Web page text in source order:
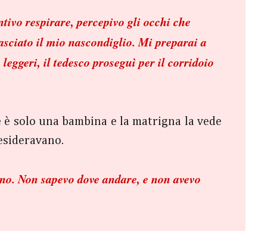
respirare, percepivo gli occhi che
il mio nascondiglio. Mi preparai a
il tedesco proseguì per il corridoio
solo una bambina e la matrigna la vede
Non sapevo dove andare, e non avevo